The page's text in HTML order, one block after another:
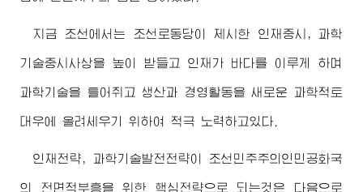
지금 조선에서는 조선로동당이 제시한 인재중시, 과학
기술중시사상을 높이 받들고 인재가 바다를 이루게 하며
과학기술을 틀어쥐고 생산과 경영활동을 새로운 과학적토
대우에 올려세우기 위하여 적극 노력하고있다.
인재전략, 과학기술발전전략이 조선민주주의인민공화국
의 전면적부흥을 위한 핵심전략으로 되는것은 다음으로